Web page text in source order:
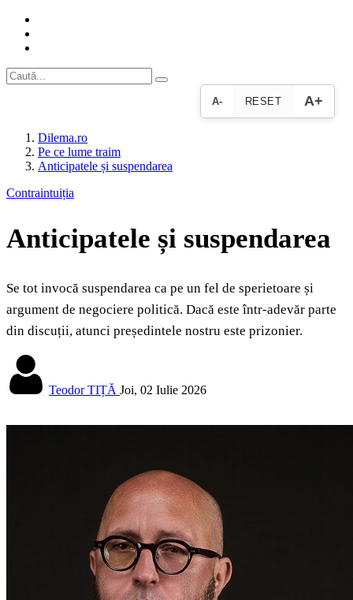
A- RESET A+
Dilema.ro
Pe ce lume traim
Anticipatele și suspendarea
Contraintuiția
Anticipatele și suspendarea
Se tot invocă suspendarea ca pe un fel de sperietoare și
argument de negociere politică. Dacă este într-adevăr parte
din discuții, atunci președintele nostru este prizonier.
Teodor TIȚĂ Joi, 02 Iulie 2026